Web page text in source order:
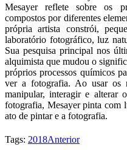
Mesayer reflete sobre os
compostos por diferentes
própria artista constrói,
laboratório fotográfico, luz
Sua pesquisa principal nos
alquimista que mudou o
próprios processos químicos
ver a fotografia. Ao usar os
manipular, interagir e alterar
fotografia, Mesayer pinta com
ato de pintar e a fotografia.
Tags: 2018Anterior